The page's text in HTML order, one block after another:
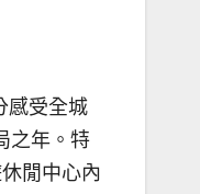
感受全城
之年。特
閒中心內